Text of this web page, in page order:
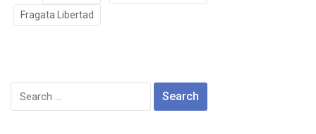
Fragata Libertad
Search
for: